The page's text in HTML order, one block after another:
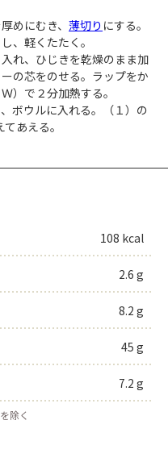
めにむき、 薄切り にする。
、軽くたたく。
れ、ひじきを乾燥のまま加
の芯をのせる。ラップをか
）で２分加熱する。
ボウルに入れる。（１）の
あえる。
108 kcal
2.6 g
8.2 g
45 g
7.2 g
除く